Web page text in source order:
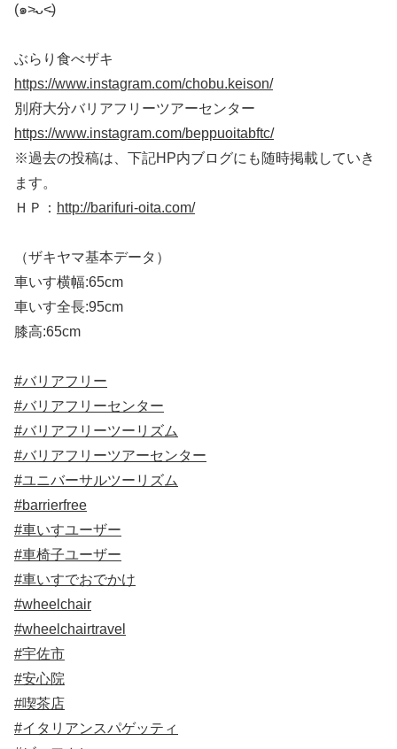
(๑˃̵ᴗ˂̵)
ぶらり食べザキ
https://www.instagram.com/chobu.keison/
別府大分バリアフリーツアーセンター
https://www.instagram.com/beppuoitabftc/
※過去の投稿は、下記HP内ブログにも随時掲載していき
ます。
ＨＰ： http://barifuri-oita.com/
（ザキヤマ基本データ）
車いす横幅:65cm
車いす全長:95cm
膝高:65cm
#バリアフリー
#バリアフリーセンター
#バリアフリーツーリズム
#バリアフリーツアーセンター
#ユニバーサルツーリズム
#barrierfree
#車いすユーザー
#車椅子ユーザー
#車いすでおでかけ
#wheelchair
#wheelchairtravel
#宇佐市
#安心院
#喫茶店
#イタリアンスパゲッティ